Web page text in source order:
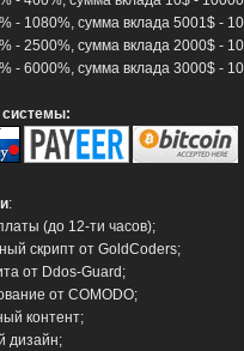
- 1080%, сумма вклада 5001$ -
- 2500%, сумма вклада 2000$ -
- 6000%, сумма вклада 3000$ -
:
(до 12-ти часов);
скрипт от GoldCoders;
от Ddos-Guard;
от COMODO;
контент;
дизайн;